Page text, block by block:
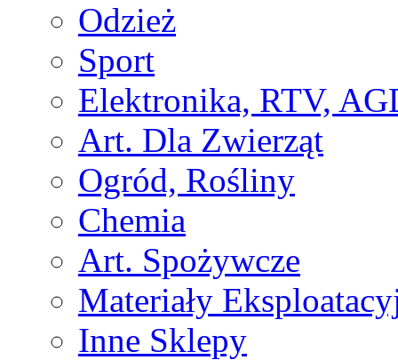
Odzież
Sport
Elektronika, RTV,
Art. Dla Zwierząt
Ogród, Rośliny
Chemia
Art. Spożywcze
Materiały
Inne Sklepy